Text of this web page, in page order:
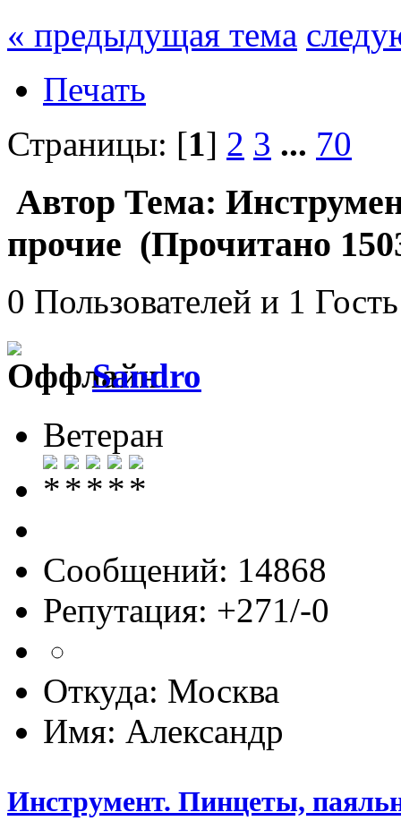
« предыдущая тема
Печать
Страницы: [1] 2 3 ... 70
Автор Тема:
прочие (Прочитано
0 Пользователей и 1
Sandro
Ветеран
Сообщений: 14868
Репутация: +271/-0
Откуда: Москва
Имя: Александр
Инструмент. Пинцеты,